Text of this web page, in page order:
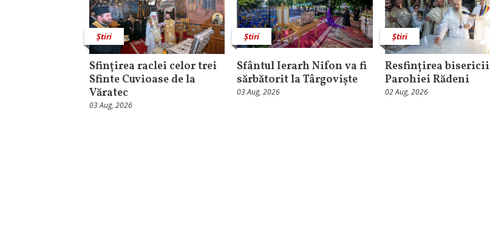
Știri
Sfințirea raclei celor trei
Sfinte Cuvioase de la
Văratec
03 Aug, 2026
Știri
Sfântul Ierarh Nifon va fi
sărbătorit la Târgoviște
03 Aug, 2026
Știri
Resfințirea bisericii
Parohiei Rădeni
02 Aug, 2026